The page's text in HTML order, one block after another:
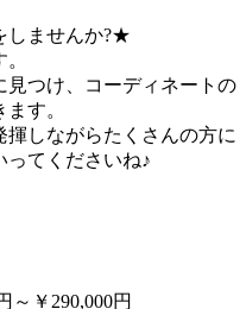
しませんか?★
見つけ、コーディネートの
す。
しながらたくさんの方に
ってくださいね♪
～￥290,000円